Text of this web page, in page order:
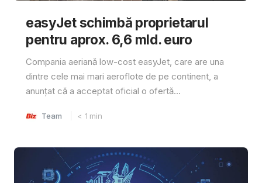
easyJet schimbă proprietarul
pentru aprox. 6,6 mld. euro
Compania aeriană low-cost easyJet, care are una
dintre cele mai mari aeroflote de pe continent, a
anunțat că a acceptat oficial o ofertă...
Team < 1 min